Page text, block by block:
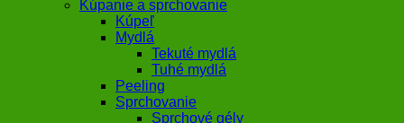
Kúpanie a sprchovanie
Kúpeľ
Mydlá
Tekuté mydlá
Tuhé mydlá
Peeling
Sprchovanie
Sprchové gély